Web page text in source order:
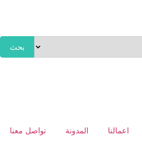
بحث
اعمالنا المدونة تواصل معنا